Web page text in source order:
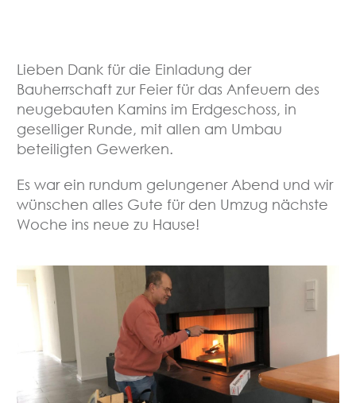
Lieben Dank für die Einladung der
Bauherrschaft zur Feier für das Anfeuern des
neugebauten Kamins im Erdgeschoss, in
geselliger Runde, mit allen am Umbau
beteiligten Gewerken.
Es war ein rundum gelungener Abend und wir
wünschen alles Gute für den Umzug nächste
Woche ins neue zu Hause!